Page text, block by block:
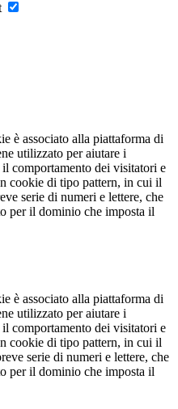
è associato alla piattaforma di
utilizzato per aiutare i
comportamento dei visitatori e
cookie di tipo pattern, in cui il
serie di numeri e lettere, che
per il dominio che imposta il
è associato alla piattaforma di
utilizzato per aiutare i
comportamento dei visitatori e
cookie di tipo pattern, in cui il
serie di numeri e lettere, che
per il dominio che imposta il